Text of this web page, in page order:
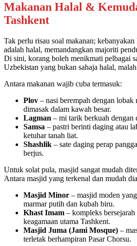
Makanan Halal &
Tashkent
Tak perlu risau soal makanan;
adalah halal, memandangkan majoriti
Di sini, korang boleh menikmati pelbagai
Uzbekistan yang bukan sahaja halal,
Antara makanan wajib cuba termasuk:
Plov – nasi berempah dengan lobak
dimasak dalam kawah besar.
Lagman – mi tarik berkuah dengan
Samsa – pastri berinti daging atau
ketuhar tanah liat.
Shashlik – sate daging perap
berjus.
Untuk solat pula, masjid sangat mudah
Antara masjid yang terkenal dan mudah
Masjid Minor – masjid moden
marmar putih dan kubah biru.
Khast Imam – kompleks
keagamaan utama Tashkent.
Masjid Juma (Jami Mosque) –
terletak berhampiran Pasar Chorsu.